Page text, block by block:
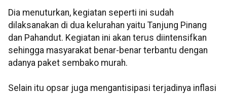
Dia menuturkan, kegiatan seperti ini sudah
dilaksanakan di dua kelurahan yaitu Tanjung Pinang
dan Pahandut. Kegiatan ini akan terus diintensifkan
sehingga masyarakat benar-benar terbantu dengan
adanya paket sembako murah.
Selain itu opsar juga mengantisipasi terjadinya inflasi